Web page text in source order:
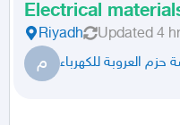
Electrical
Riyadh Updated 4
م العروبة للكهرباء